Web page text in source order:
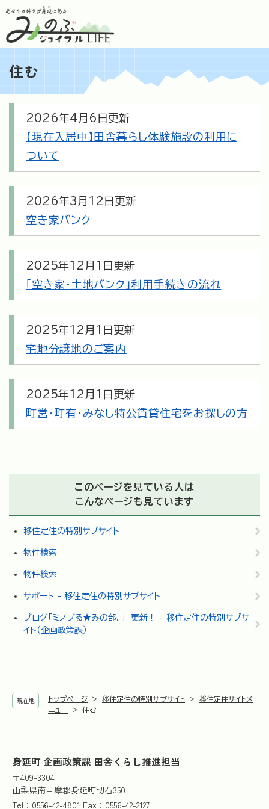
の
す
現在地 トップページ > 移住定住の特別サブサイト >
移住定住サイトメ
ニュー
> 住む
住む
2026年4月6日更新
【現在入居中】田舎暮らし体験施設の利用に
ついて
2026年3月12日更新
空き家バンク
2025年12月1日更新
「空き家・土地バンク」利用手続きの流れ
2025年12月1日更新
宅地分譲地のご案内
2025年12月1日更新
町営・町有・みなし特公賃貸住宅をお探しの方
このページを見ている人は
こんなページも見ています
移住定住の特別サブサイト
物件検索
物件検索
サポート - 移住定住の特別サブサイト
ブログ「ミノブる★みの部。」 更新！ - 移住定住の特別サブサ
イト（企画政策課）
身延町 企画政策課 田舎くらし推進担当
〒409-3304
山梨県南巨摩郡身延町切石350
Tel：0556-42-4801 Fax：0556-42-2127